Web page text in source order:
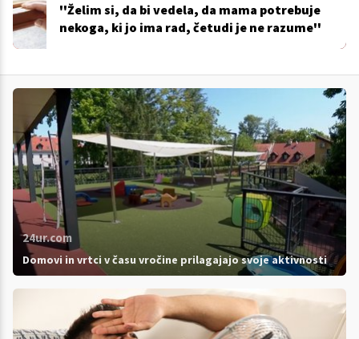
''Želim si, da bi vedela, da mama potrebuje
nekoga, ki jo ima rad, četudi je ne razume''
24ur.com
Domovi in vrtci v času vročine prilagajajo svoje aktivnosti